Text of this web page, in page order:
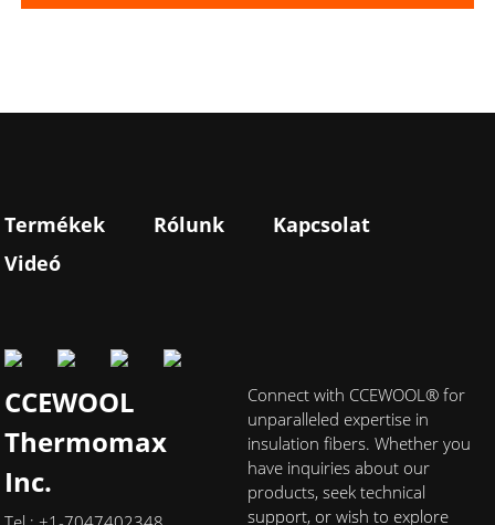
Termékek Rólunk
Kapcsolat
Videó
CCEWOOL
Thermomax
Inc.
Connect with CCEWOOL® for
unparalleled expertise in
insulation fibers. Whether you
have inquiries about our
products, seek technical
support, or wish to explore